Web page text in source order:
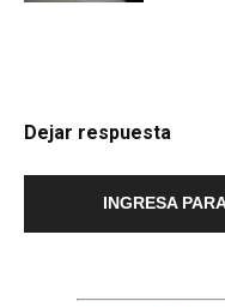
Dejar respuesta
INGRESA